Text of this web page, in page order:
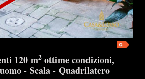
120 m2 ottime condizioni,
- Scala - Quadrilatero